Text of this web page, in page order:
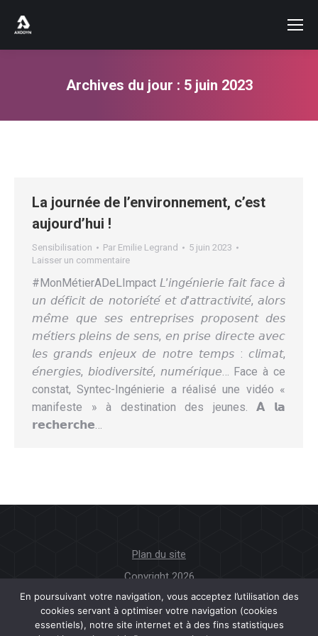
Archives du jour : 5 juin 2023
La journée de l’environnement, c’est
aujourd’hui !
Sensibilisation Par Emilie Legrand
5 juin 2023
Laisser un commentaire
#MonMétierADeLImpact 𝘓’𝘪𝘯𝘨𝘦́𝘯𝘪𝘦𝘳𝘪𝘦 𝘧𝘢𝘪𝘵 𝘧𝘢𝘤𝘦 𝘢̀
𝘶𝘯 𝘥𝘦́𝘧𝘪𝘤𝘪𝘵 𝘥𝘦 𝘯𝘰𝘵𝘰𝘳𝘪𝘦́𝘵𝘦́ 𝘦𝘵 𝘥’𝘢𝘵𝘵𝘳𝘢𝘤𝘵𝘪𝘷𝘪𝘵𝘦́, 𝘢𝘭𝘰𝘳𝘴
𝘮𝘦̂𝘮𝘦 𝘲𝘶𝘦 𝘴𝘦𝘴 𝘦𝘯𝘵𝘳𝘦𝘱𝘳𝘪𝘴𝘦𝘴 𝘱𝘳𝘰𝘱𝘰𝘴𝘦𝘯𝘵 𝘥𝘦𝘴
𝘮𝘦́𝘵𝘪𝘦𝘳𝘴 𝘱𝘭𝘦𝘪𝘯𝘴 𝘥𝘦 𝘴𝘦𝘯𝘴, 𝘦𝘯 𝘱𝘳𝘪𝘴𝘦 𝘥𝘪𝘳𝘦𝘤𝘵𝘦 𝘢𝘷𝘦𝘤
𝘭𝘦𝘴 𝘨𝘳𝘢𝘯𝘥𝘴 𝘦𝘯𝘫𝘦𝘶𝘹 𝘥𝘦 𝘯𝘰𝘵𝘳𝘦 𝘵𝘦𝘮𝘱𝘴 : 𝘤𝘭𝘪𝘮𝘢𝘵,
𝘦́𝘯𝘦𝘳𝘨𝘪𝘦𝘴, 𝘣𝘪𝘰𝘥𝘪𝘷𝘦𝘳𝘴𝘪𝘵𝘦́, 𝘯𝘶𝘮𝘦́𝘳𝘪𝘲𝘶𝘦… Face à ce
constat, Syntec-Ingénierie a réalisé une vidéo «
manifeste » à destination des jeunes. 𝗔̀ 𝗹𝗮
𝗿𝗲𝗰𝗵𝗲𝗿𝗰𝗵𝗲…
Plan du site
Copyright 2026
Mentions légales
En poursuivant votre navigation, vous acceptez l’utilisation des
cookies servant à optimiser votre navigation (cookies
essentiels), notre site internet et à des fins statistiques